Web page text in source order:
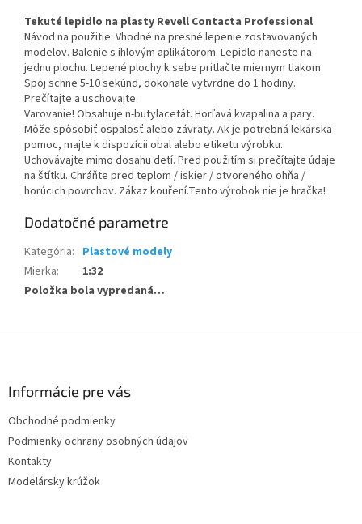
Tekuté lepidlo na plasty Revell Contacta Professional
Návod na použitie: Vhodné na presné lepenie zostavovaných
modelov. Balenie s ihlovým aplikátorom. Lepidlo naneste na
jednu plochu. Lepené plochy k sebe pritlačte miernym tlakom.
Spoj schne 5-10 sekúnd, dokonale vytvrdne do 1 hodiny.
Prečítajte a uschovajte.
Varovanie! Obsahuje n-butylacetát. Horľavá kvapalina a pary.
Môže spôsobiť ospalosť alebo závraty. Ak je potrebná lekárska
pomoc, majte k dispozícii obal alebo etiketu výrobku.
Uchovávajte mimo dosahu detí. Pred použitím si prečítajte údaje
na štítku. Chráňte pred teplom / iskier / otvoreného ohňa /
horúcich povrchov. Zákaz kouření.Tento výrobok nie je hračka!
Dodatočné parametre
Kategória: Plastové modely
Mierka:
1:32
Položka bola vypredaná…
Informácie pre vás
Obchodné podmienky
Podmienky ochrany osobných údajov
Kontakty
Modelársky krúžok